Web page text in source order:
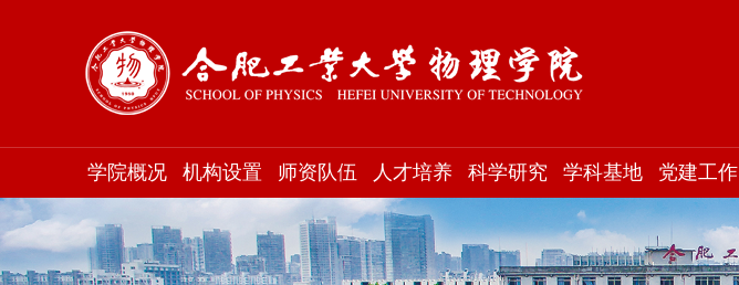
学院概况 机构设置 师资队伍 人才培养 科学研究 学科基地 党建工作